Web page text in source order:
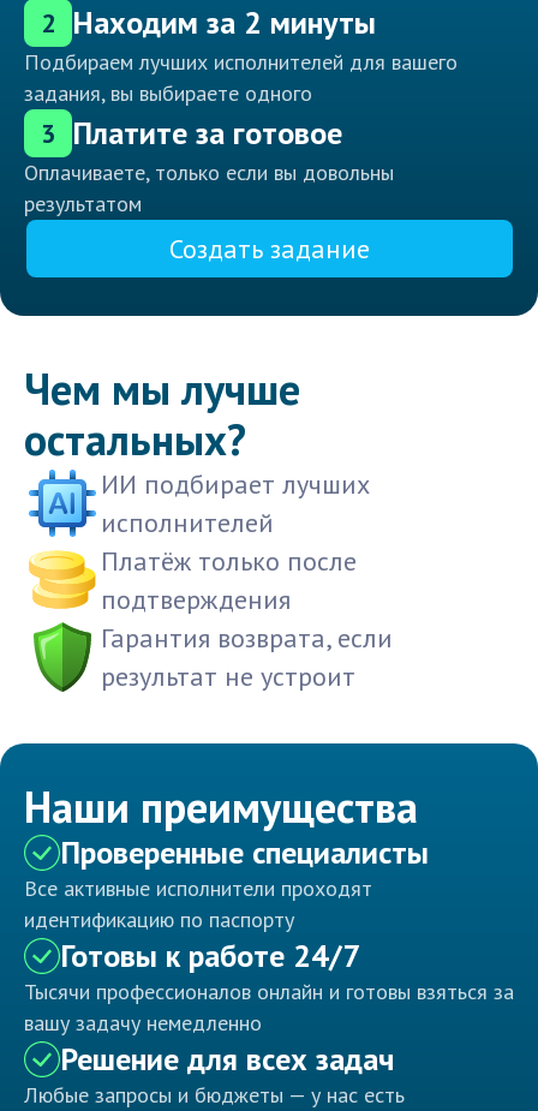
2 Находим за 2 минуты
Подбираем лучших исполнителей для вашего
задания, вы выбираете одного
3 Платите за готовое
Оплачиваете, только если вы довольны
результатом
Создать задание
Чем мы лучше
остальных?
ИИ подбирает лучших
исполнителей
Платёж только после
подтверждения
Гарантия возврата, если
результат не устроит
Наши преимущества
Проверенные специалисты
Все активные исполнители проходят
идентификацию по паспорту
Готовы к работе 24/7
Тысячи профессионалов онлайн и готовы взяться за
вашу задачу немедленно
Решение для всех задач
Любые запросы и бюджеты — у нас есть